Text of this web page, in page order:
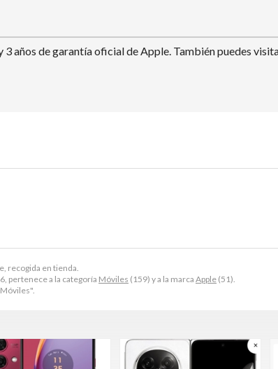
recogida en tienda.
pertenece a la categoría Móviles (159) y a la marca Apple (51).
años de garantía oficial de Apple. También puedes